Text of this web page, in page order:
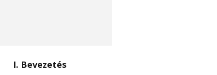
I. Bevezetés